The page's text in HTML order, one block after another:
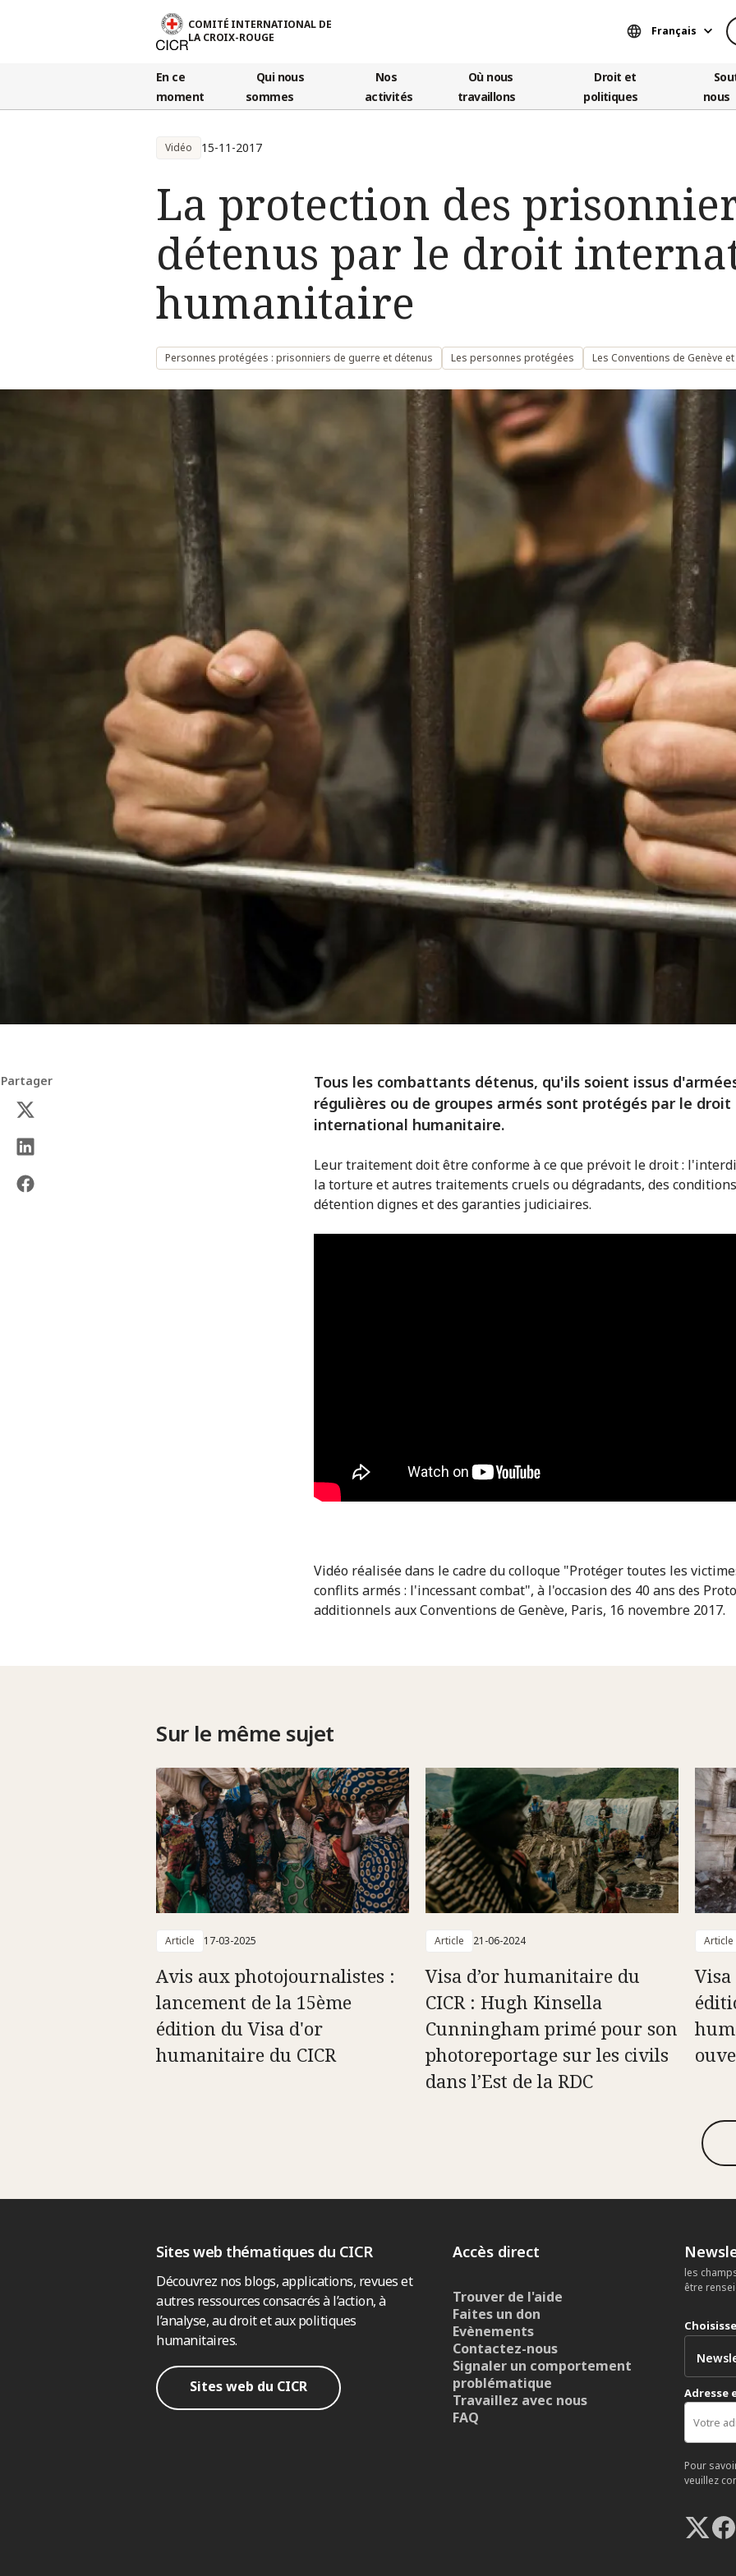
COMITÉ INTERNATIONAL DE
LA CROIX-ROUGE
Français
En ce
moment
Qui nous
sommes
Nos
activités
Où nous
travaillons
Droit et
politiques
nous
Vidéo 15-11-2017
La protection des
détenus par le droit
humanitaire
Personnes protégées : prisonniers de guerre et détenus Les personnes protégées Les Conventions de Genève
Partager
Tous les combattants détenus, qu'ils soient issus
régulières ou de groupes armés sont protégés par le droit
international humanitaire.
Leur traitement doit être conforme à ce que prévoit le droit :
la torture et autres traitements cruels ou dégradants, des
détention dignes et des garanties judiciaires.
Vidéo réalisée dans le cadre du colloque "Protéger toutes les
conflits armés : l'incessant combat", à l'occasion des 40 ans des
additionnels aux Conventions de Genève, Paris, 16 novembre 2017.
Sur le même sujet
Article 17-03-2025
Avis aux photojournalistes :
lancement de la 15ème
édition du Visa d'or
humanitaire du CICR
Article 21-06-2024
Visa d’or humanitaire du
CICR : Hugh Kinsella
Cunningham primé pour son
photoreportage sur les civils
dans l’Est de la RDC
Article
Sites web thématiques du CICR
Découvrez nos blogs, applications, revues et
autres ressources consacrés à l’action, à
l’analyse, au droit et aux politiques
humanitaires.
Sites web du CICR
Accès direct
Trouver de l'aide
Faites un don
Evènements
Contactez-nous
Signaler un comportement
problématique
Travaillez avec nous
FAQ
les
être
Adresse
Pour
veuillez